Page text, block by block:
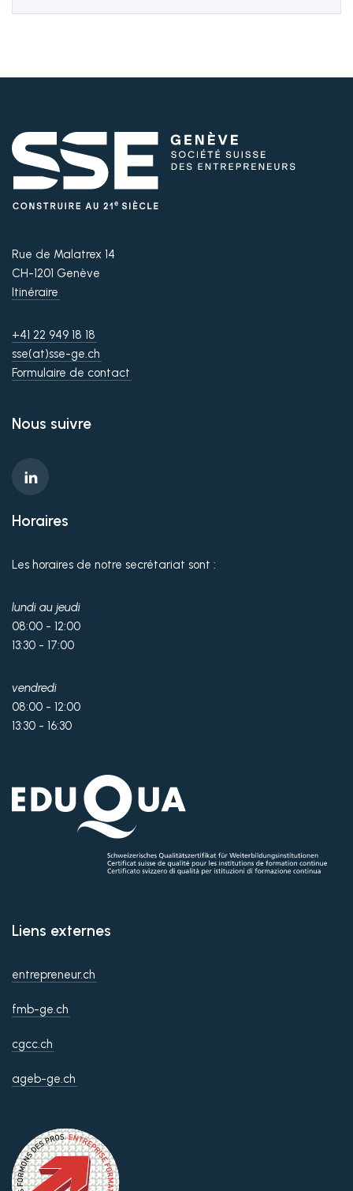
Rue de Malatrex 14
CH-1201 Genève
Itinéraire
+41 22 949 18 18
sse(at)sse-ge.ch
Formulaire de contact
Nous suivre
Horaires
Les horaires de notre secrétariat sont :
lundi au jeudi
08:00 - 12:00
13:30 - 17:00
vendredi
08:00 - 12:00
13:30 - 16:30
Liens externes
entrepreneur.ch
fmb-ge.ch
cgcc.ch
ageb-ge.ch